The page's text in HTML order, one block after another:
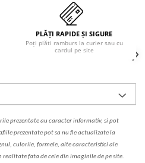
PLĂȚI RAPIDE ȘI SIGURE
Poți plăti ramburs la curier sau cu
cardul pe site
prezentate au caracter informativ, si pot
prezentate pot sa nu fie actualizate la
culorile, formele, alte caracteristici ale
realitate fata de cele din imaginile de pe site.